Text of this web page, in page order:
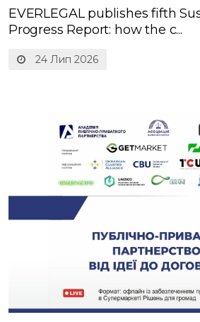
24 Лип 2026
EVERLEGAL publishes fifth
Progress Report: how the c...